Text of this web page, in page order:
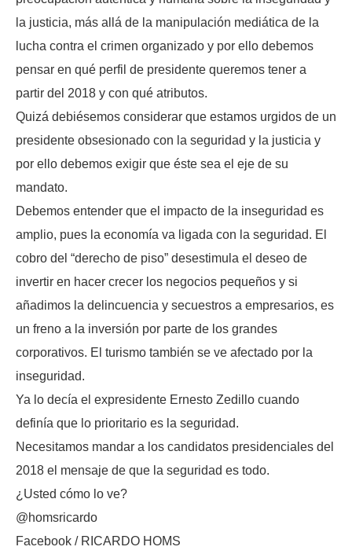
la justicia, más allá de la manipulación mediática de la
lucha contra el crimen organizado y por ello debemos
pensar en qué perfil de presidente queremos tener a
partir del 2018 y con qué atributos.
Quizá debiésemos considerar que estamos urgidos de un
presidente obsesionado con la seguridad y la justicia y
por ello debemos exigir que éste sea el eje de su
mandato.
Debemos entender que el impacto de la inseguridad es
amplio, pues la economía va ligada con la seguridad. El
cobro del “derecho de piso” desestimula el deseo de
invertir en hacer crecer los negocios pequeños y si
añadimos la delincuencia y secuestros a empresarios, es
un freno a la inversión por parte de los grandes
corporativos. El turismo también se ve afectado por la
inseguridad.
Ya lo decía el expresidente Ernesto Zedillo cuando
definía que lo prioritario es la seguridad.
Necesitamos mandar a los candidatos presidenciales del
2018 el mensaje de que la seguridad es todo.
¿Usted cómo lo ve?
@homsricardo
Facebook / RICARDO HOMS